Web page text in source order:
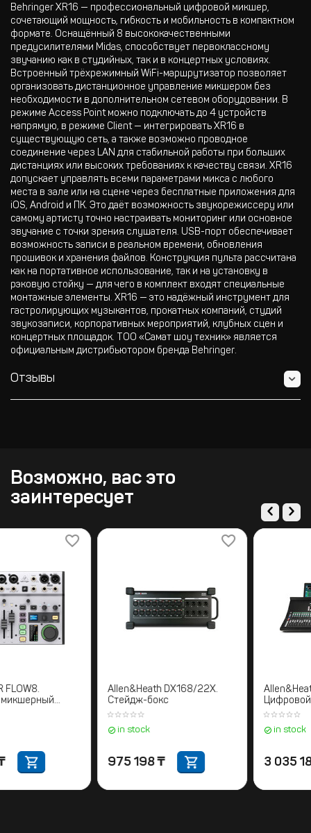
Behringer XR16 — профессиональный цифровой микшер,
сочетающий мощность, гибкость и мобильность в компактном
формате. Оснащённый 8 высококачественными
предусилителями Midas, способствует первоклассному
звучанию как в студийных, так и в концертных условиях.
Встроенный трёхрежимный WiFi-маршрутизатор позволяет
организовать дистанционное управление микшером без
необходимости в дополнительном сетевом оборудовании. В
режиме Access Point можно подключать до 4 устройств
напрямую, в режиме Client — интегрировать XR16 в
существующую сеть, а также возможно проводное
соединение через LAN для стабильной работы при больших
дистанциях или высоких требованиях к качеству связи. XR16
допускает управлять всеми параметрами микса с любого
места в зале или на сцене через бесплатные приложения для
iOS, Android и ПК. Это даёт возможность звукорежиссеру или
самому артисту точно настраивать мониторинг или основное
звучание с точки зрения слушателя. USB-порт обеспечивает
возможность записи в реальном времени, обновления
прошивок и хранения файлов. Конструкция пульта рассчитана
как на портативное использование, так и на установку в
рэковую стойку — для чего в комплект входят специальные
монтажные элементы. XR16 — это надёжный инструмент для
гастролирующих музыкантов, прокатных компаний, студий
звукозаписи, корпоративных мероприятий, клубных сцен и
концертных площадок. ТОО «Самат шоу техник» является
официальным дистрибьютором бренда Behringer.
Отзывы
Возможно, вас это
заинтересует
FLOW8.
микшерный
774
Allen&Heath DX168/22X.
Стейдж-бокс
975 198